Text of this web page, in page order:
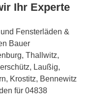
Ihr Experte
Fensterläden &
Bauer
Thallwitz,
Laußig,
Krostitz, Bennewitz
für 04838